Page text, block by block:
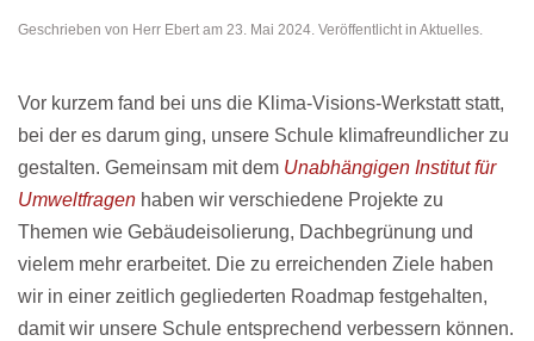
Geschrieben von Herr Ebertam 23. Mai 2024. Veröffentlicht in Aktuelles.
Vor kurzem fand bei uns die Klima-Visions-Werkstatt statt,
bei der es darum ging, unsere Schule klimafreundlicher zu
gestalten. Gemeinsam mit dem Unabhängigen Institut für
Umweltfragen haben wir verschiedene Projekte zu
Themen wie Gebäudeisolierung, Dachbegrünung und
vielem mehr erarbeitet. Die zu erreichenden Ziele haben
wir in einer zeitlich gegliederten Roadmap festgehalten,
damit wir unsere Schule entsprechend verbessern können.